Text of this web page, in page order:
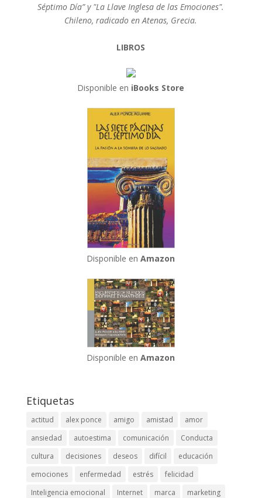
Séptimo Día” y "La Llave Inglesa de las Emociones".
Chileno, radicado en Atenas, Grecia.
LIBROS
Disponible en iBooks Store
Disponible enAmazon
Disponible enAmazon
Etiquetas
actitud alex ponce amigo amistad
amor
ansiedad
autoestima comunicación
Conducta
cultura
decisiones deseos difícil
educación
emociones
enfermedad estrés
felicidad
Inteligencia emocional
Internet marca
marketing